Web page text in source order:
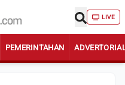
LIVE
PEMERINTAHAN